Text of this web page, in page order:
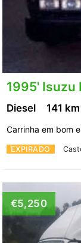
1995' Isuzu
EXPIRADO
Diesel 141 km
Carrinha em bom
€5,250